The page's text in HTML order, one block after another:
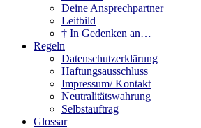
Deine Ansprechpartner
Leitbild
† In Gedenken an…
Regeln
Datenschutzerklärung
Haftungsausschluss
Impressum/ Kontakt
Neutralitätswahrung
Selbstauftrag
Glossar